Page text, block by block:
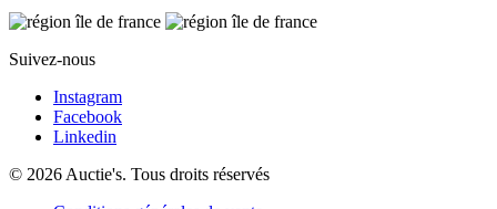
Suivez-nous
Instagram
Facebook
Linkedin
© 2026 Auctie's. Tous droits réservés